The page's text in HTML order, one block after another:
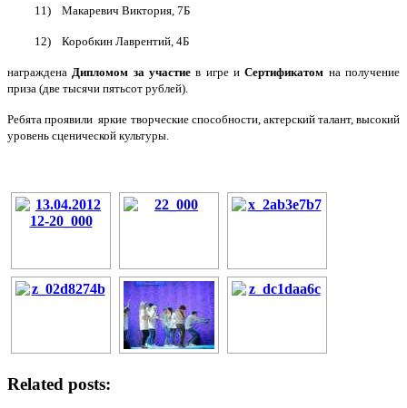
11) Макаревич Виктория, 7Б
12) Коробкин Лаврентий, 4Б
награждена Дипломом за участие в игре иСертификатом на получение
приза (две тысячи пятьсот рублей).
Ребята проявили яркие творческие способности, актерский талант, высокий
уровень сценической культуры.
Related posts: